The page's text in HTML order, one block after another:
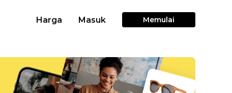
Harga Masuk Memulai